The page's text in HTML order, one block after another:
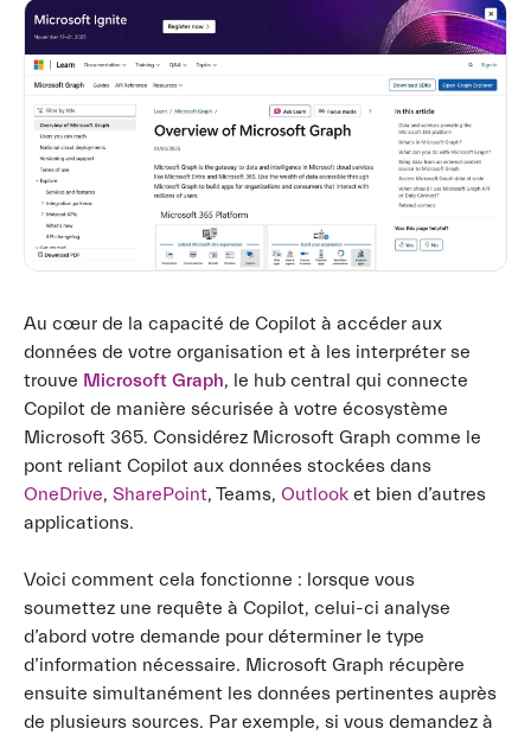
Au cœur de la capacité de Copilot à accéder aux
données de votre organisation et à les interpréter se
trouve Microsoft Graph, le hub central qui connecte
Copilot de manière sécurisée à votre écosystème
Microsoft 365. Considérez Microsoft Graph comme le
pont reliant Copilot aux données stockées dans
OneDrive, SharePoint, Teams, Outlook et bien d’autres
applications.
Voici comment cela fonctionne : lorsque vous
soumettez une requête à Copilot, celui-ci analyse
d’abord votre demande pour déterminer le type
d’information nécessaire. Microsoft Graph récupère
ensuite simultanément les données pertinentes auprès
de plusieurs sources. Par exemple, si vous demandez à